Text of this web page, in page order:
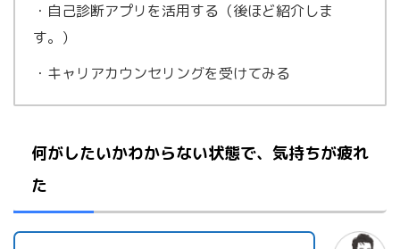
・自己診断アプリを活用する（後ほど紹介しま
す。）
・キャリアカウンセリングを受けてみる
何がしたいかわからない状態で、気持ちが疲れ
た